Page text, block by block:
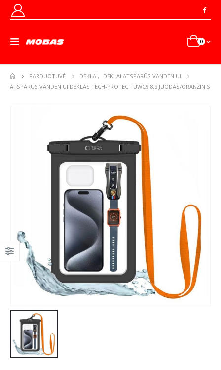
0
PARDUOTUVĖ DĖKLAI,
DĖKLAI ATSPARŪS VANDENIUI
ATSPARUS VANDENIUI DĖKLAS TECH-PROTECT UWC9 8.9 JUODAS/ORANŽINIS